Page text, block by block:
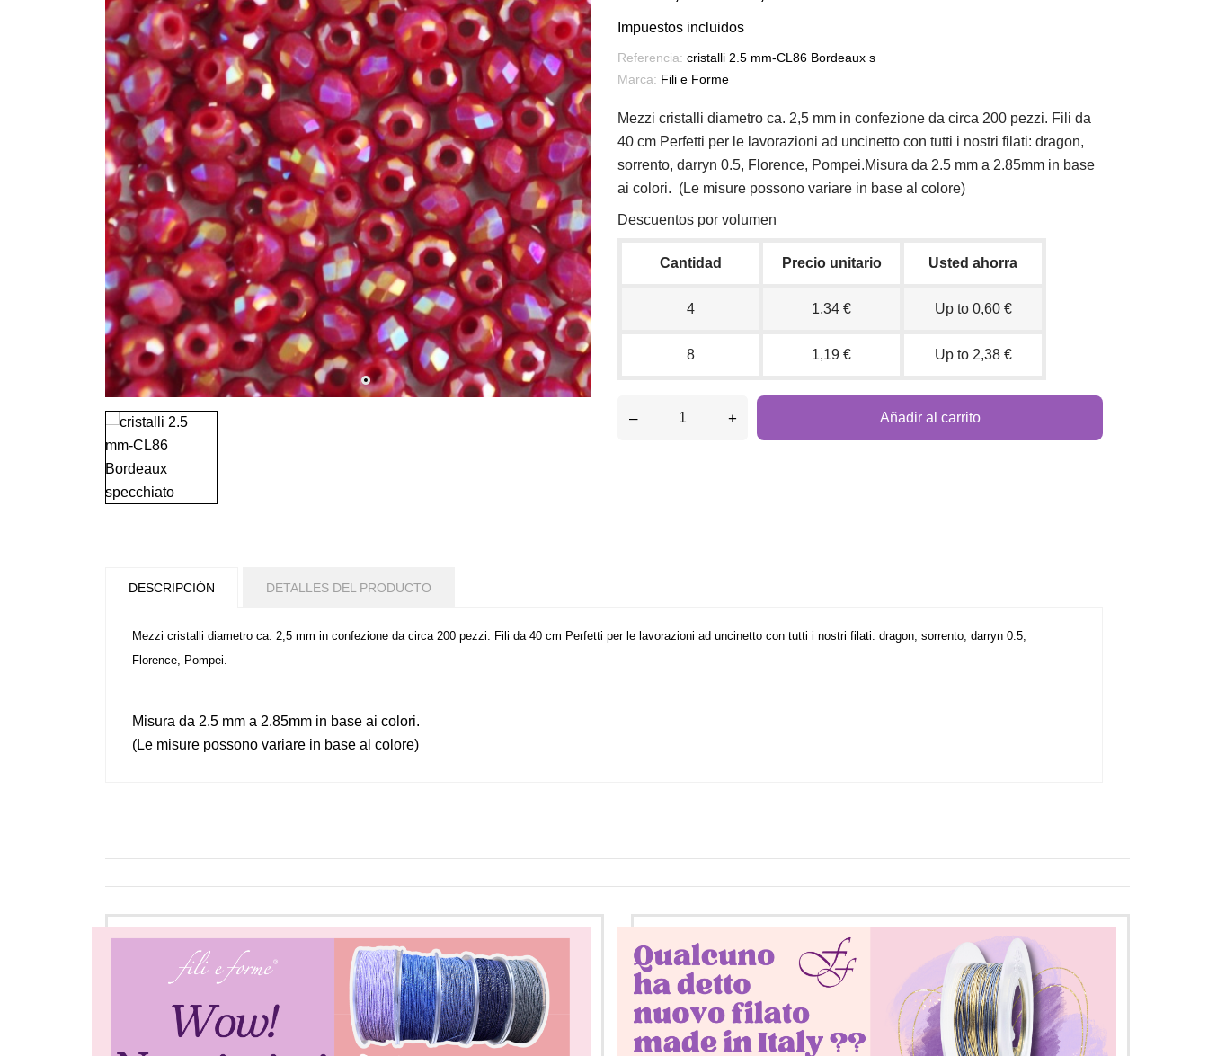
Impuestos incluidos
Referencia: cristalli 2.5 mm-CL86 Bordeaux s
Marca: Fili e Forme
Mezzi cristalli diametro ca. 2,5 mm in confezione da circa 200 pezzi. Fili da
40 cm Perfetti per le lavorazioni ad uncinetto con tutti i nostri filati: dragon,
sorrento, darryn 0.5, Florence, Pompei.Misura da 2.5 mm a 2.85mm in base
ai colori. (Le misure possono variare in base al colore)
Descuentos por volumen
Cantidad Precio unitario Usted ahorra
4 1,34 € Up to 0,60 €
8 1,19 € Up to 2,38 €
– + Añadir al carrito
DESCRIPCIÓN DETALLES DEL PRODUCTO
Mezzi cristalli diametro ca. 2,5 mm in confezione da circa 200 pezzi. Fili da 40 cm Perfetti per le lavorazioni ad uncinetto con tutti i nostri filati: dragon, sorrento, darryn 0.5,
Florence, Pompei.
Misura da 2.5 mm a 2.85mm in base ai colori.
(Le misure possono variare in base al colore)